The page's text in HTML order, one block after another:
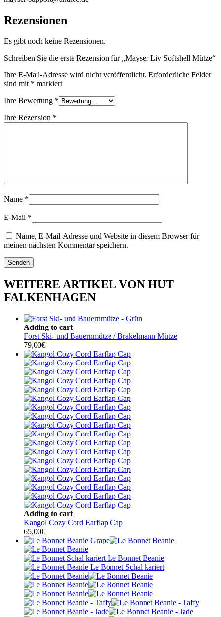
Rezensionen
Es gibt noch keine Rezensionen.
Schreiben Sie die erste Rezension für „Mayser Liv Softshell Mütze“
Ihre E-Mail-Adresse wird nicht veröffentlicht. Erforderliche Felder
sind mit * markiert
Ihre Bewertung *
Ihre Rezension *
Name *
E-Mail *
Name, E-Mail-Adresse und Website in diesem Browser für
meinen nächsten Kommentar speichern.
WEITERE ARTIKEL VON HUT
FALKENHAGEN
Adding to cart
Forst Ski- und Bauernmütze / Brakelmann Mütze
79,00€
Adding to cart
Kangol Cozy Cord Earflap Cap
65,00€